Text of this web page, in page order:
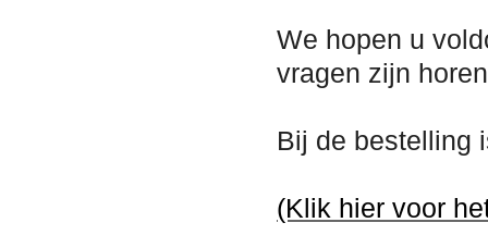
We hopen u
vragen zijn
Bij de bestelling
(Klik hier voor